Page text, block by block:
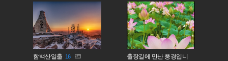
함백산일출 16
출장길에 만난 풍경입니